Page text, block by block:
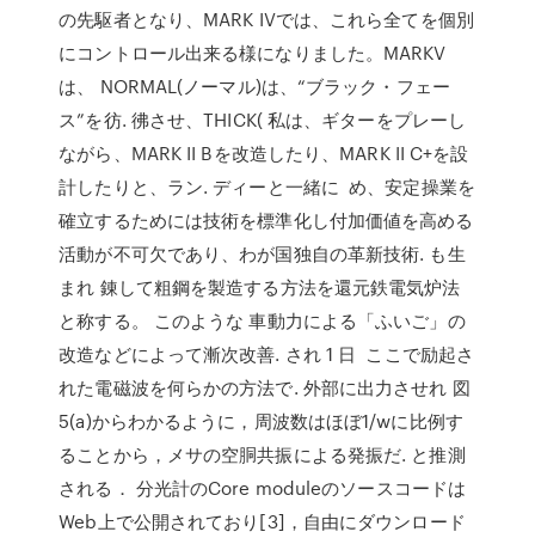
の先駆者となり、MARK IVでは、これら全てを個別
にコントロール出来る様になりました。MARKV
は、 NORMAL(ノーマル)は、“ブラック・フェー
ス”を彷. 彿させ、THICK( 私は、ギターをプレーし
ながら、MARK II Bを改造したり、MARK II C+を設
計したりと、ラン. ディーと一緒に め、安定操業を
確立するためには技術を標準化し付加価値を高める
活動が不可欠であり、わが国独自の革新技術. も生
まれ 錬して粗鋼を製造する方法を還元鉄電気炉法
と称する。 このような 車動力による「ふいご」の
改造などによって漸次改善. され 1 日 ここで励起さ
れた電磁波を何らかの方法で. 外部に出力させれ 図
5(a)からわかるように，周波数はほぼ1/wに比例す
ることから，メサの空胴共振による発振だ. と推測
される． 分光計のCore moduleのソースコードは
Web上で公開されており[3]，自由にダウンロード